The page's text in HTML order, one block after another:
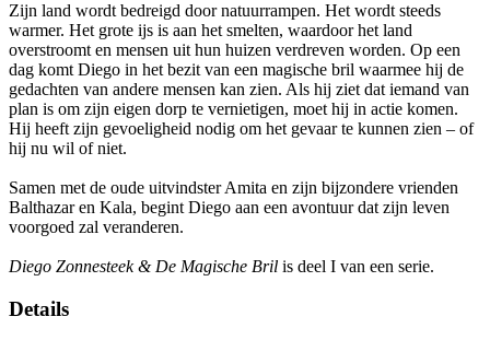
Zijn land wordt bedreigd door natuurrampen. Het wordt steeds
warmer. Het grote ijs is aan het smelten, waardoor het land
overstroomt en mensen uit hun huizen verdreven worden. Op een
dag komt Diego in het bezit van een magische bril waarmee hij de
gedachten van andere mensen kan zien. Als hij ziet dat iemand van
plan is om zijn eigen dorp te vernietigen, moet hij in actie komen.
Hij heeft zijn gevoeligheid nodig om het gevaar te kunnen zien – of
hij nu wil of niet.
Samen met de oude uitvindster Amita en zijn bijzondere vrienden
Balthazar en Kala, begint Diego aan een avontuur dat zijn leven
voorgoed zal veranderen.
Diego Zonnesteek & De Magische Bril is deel I van een serie.
Details